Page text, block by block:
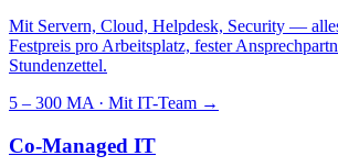
Mit Servern, Cloud, Helpdesk, Security —
Festpreis pro Arbeitsplatz, fester
Stundenzettel.
5 – 300 MA · Mit IT-Team →
Co-Managed IT